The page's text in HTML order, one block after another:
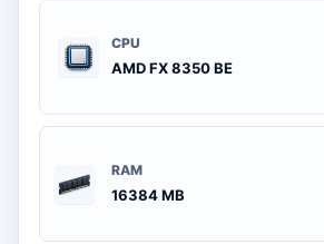
CPU
AMD FX 8350 BE
RAM
16384 MB